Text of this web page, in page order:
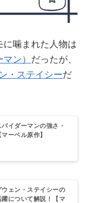
に噛まれた人物は
ン） だったが、
・ステイシーだ
イダーマンの強さ・
ーベル原作】
ウェン・ステイシーの
について解説！【マ